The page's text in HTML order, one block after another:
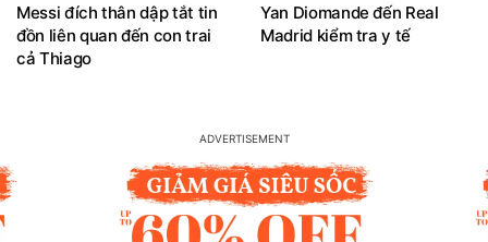
Messi đích thân dập tắt tin
đồn liên quan đến con trai
cả Thiago
Yan Diomande đến Real
Madrid kiểm tra y tế